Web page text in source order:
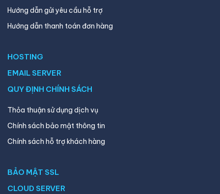
Hướng dẫn gửi yêu cầu hỗ trợ
Hướng dẫn thanh toán đơn hàng
HOSTING
EMAIL SERVER
QUY ĐỊNH CHÍNH SÁCH
Thỏa thuận sử dụng dịch vụ
Chính sách bảo mật thông tin
Chính sách hỗ trợ khách hàng
BẢO MẬT SSL
CLOUD SERVER